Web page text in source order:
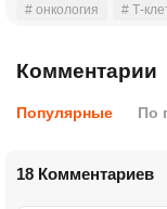
# онкология
# Т-
Комментарии
Популярные По
18 Комментариев